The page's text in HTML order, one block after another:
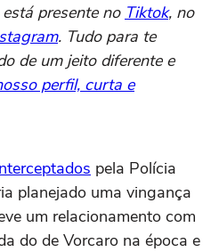
presente no Tiktok, no
. Tudo para te
de um jeito diferente e
perfil, curta e
pela Polícia
planejado uma vingança
um relacionamento com
do de Vorcaro na época e